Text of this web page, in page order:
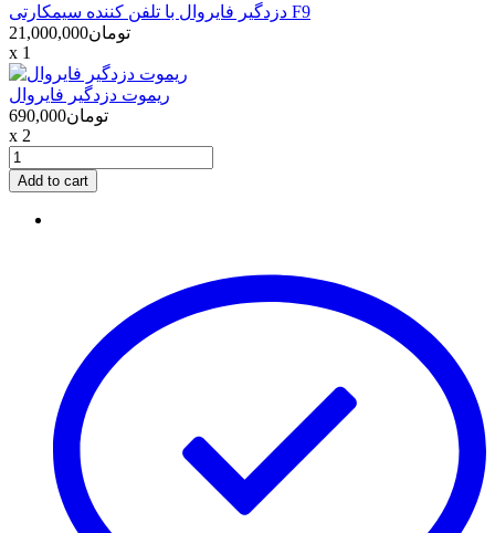
دزدگیر فایروال با تلفن کننده سیمکارتی F9
تومان21,000,000
x 1
ریموت دزدگیر فایروال
تومان690,000
x 2
Add to cart